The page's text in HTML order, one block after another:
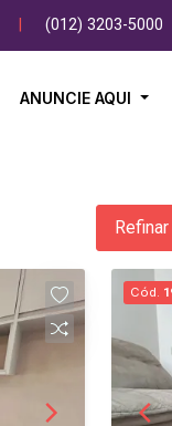
(012) 3203-5000
ANUNCIE AQUI
Cód.